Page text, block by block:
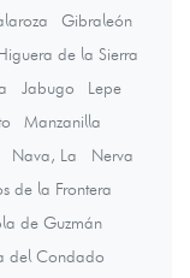
Gibraleón
de la Sierra
Jabugo
Lepe
Manzanilla
Nava, La
Nerva
de la Frontera
de Guzmán
del Condado